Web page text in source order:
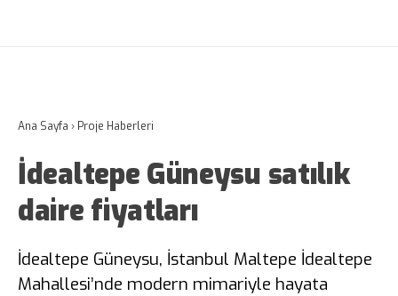
Ana Sayfa › Proje Haberleri
İdealtepe Güneysu satılık
daire fiyatları
İdealtepe Güneysu, İstanbul Maltepe İdealtepe
Mahallesi’nde modern mimariyle hayata